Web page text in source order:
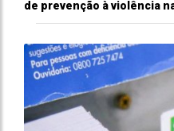
de prevenção à violência